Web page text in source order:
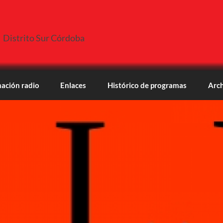
Distrito Sur Córdoba
radio Enlaces Histórico de programas